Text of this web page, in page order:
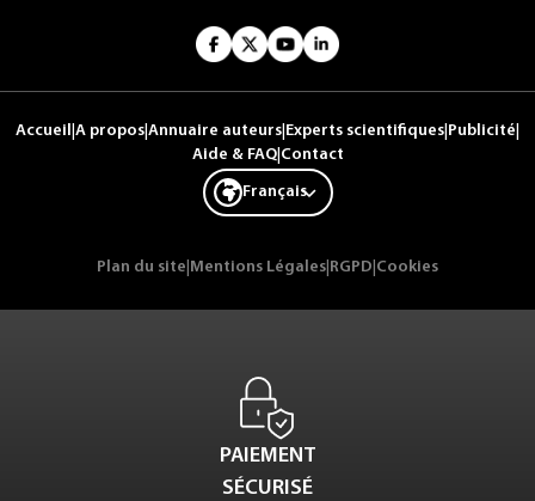
Accueil A propos Annuaire auteurs Experts scientifiques Publicité
Aide & FAQ| Contact
Français
Plan du site Mentions Légales RGPD Cookies
PAIEMENT
SÉCURISÉ